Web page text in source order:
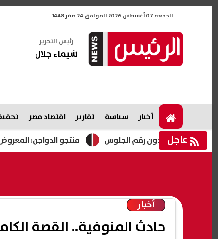
الجمعة 07 أغسطس 2026 الموافق 24 صفر 1448
رئيس التحرير
شيماء جلال
أخبار سياسة تقارير اقتصاد مصر
عاجل منتجو الدواجن: المعروض ارتفع 25% والإنتاج زاد 14% خلال عام
أخبار
حادث المنوفية.. القصة